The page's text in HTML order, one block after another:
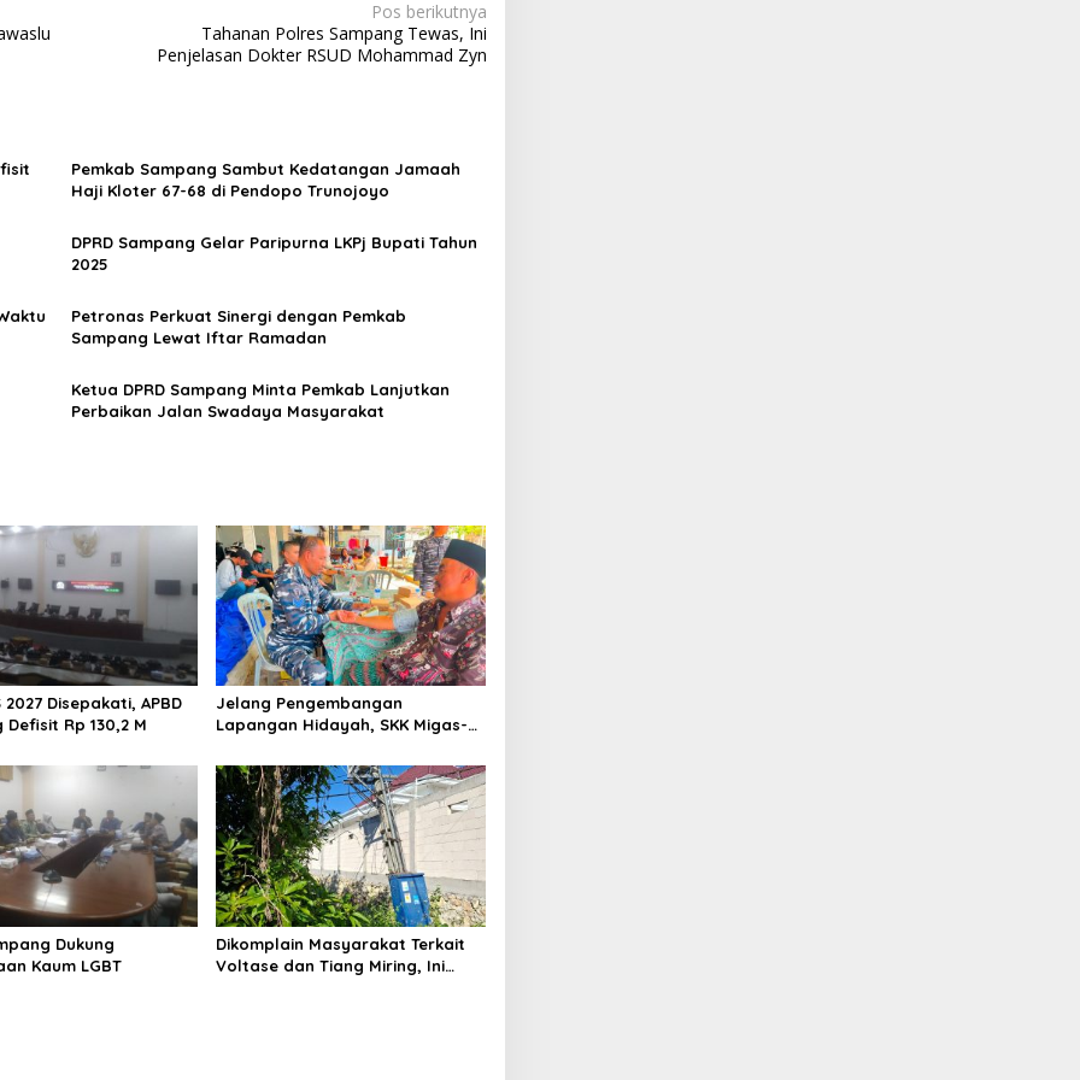
Pos berikutnya
Tahanan Polres Sampang Tewas, Ini
Penjelasan Dokter RSUD Mohammad Zyn
Pemkab Sampang Sambut Kedatangan Jamaah
Haji Kloter 67-68 di Pendopo Trunojoyo
DPRD Sampang Gelar Paripurna LKPj Bupati Tahun
2025
Petronas Perkuat Sinergi dengan Pemkab
Sampang Lewat Iftar Ramadan
Ketua DPRD Sampang Minta Pemkab Lanjutkan
Perbaikan Jalan Swadaya Masyarakat
2027 Disepakati, APBD
Rp 130,2 M
Jelang Pengembangan
Lapangan Hidayah, SKK Migas-
Sinergi dengan Nelayan
Sampang
Dukung
Kaum LGBT
Dikomplain Masyarakat Terkait
Voltase dan Tiang Miring, Ini